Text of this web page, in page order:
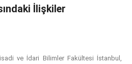
İlişkiler
ve İdari Bilimler Fakültesi İstanbul,